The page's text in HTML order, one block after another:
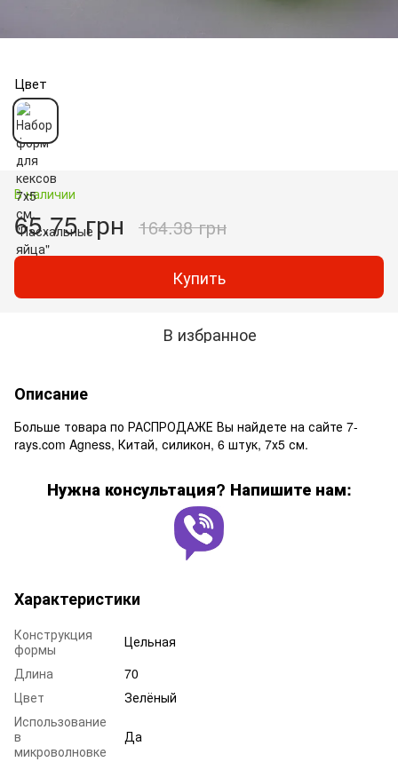
Цвет
В наличии
65.75 грн 164.38 грн
Купить
В избранное
Описание
Больше товара по РАСПРОДАЖЕ Вы найдете на сайте 7-
rays.com Agness, Китай, силикон, 6 штук, 7х5 см.
Нужна консультация? Напишите нам:
Характеристики
Конструкция
формы
Цельная
Длина
70
Цвет
Зелёный
Использование
в
микроволновке
Да